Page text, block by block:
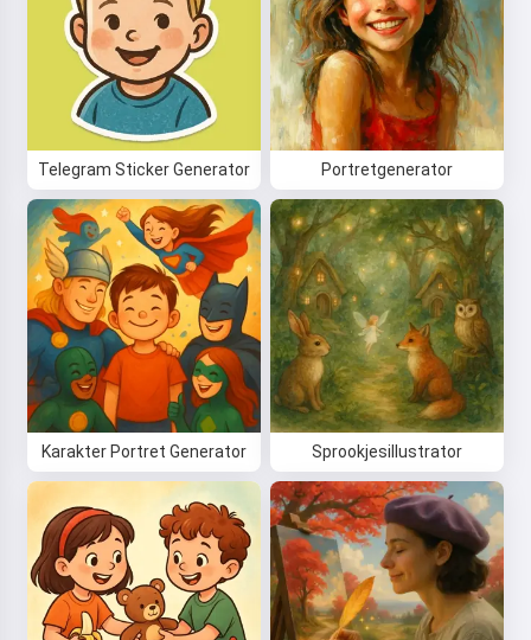
Telegram Sticker Generator Portretgenerator
Karakter Portret Generator Sprookjesillustrator